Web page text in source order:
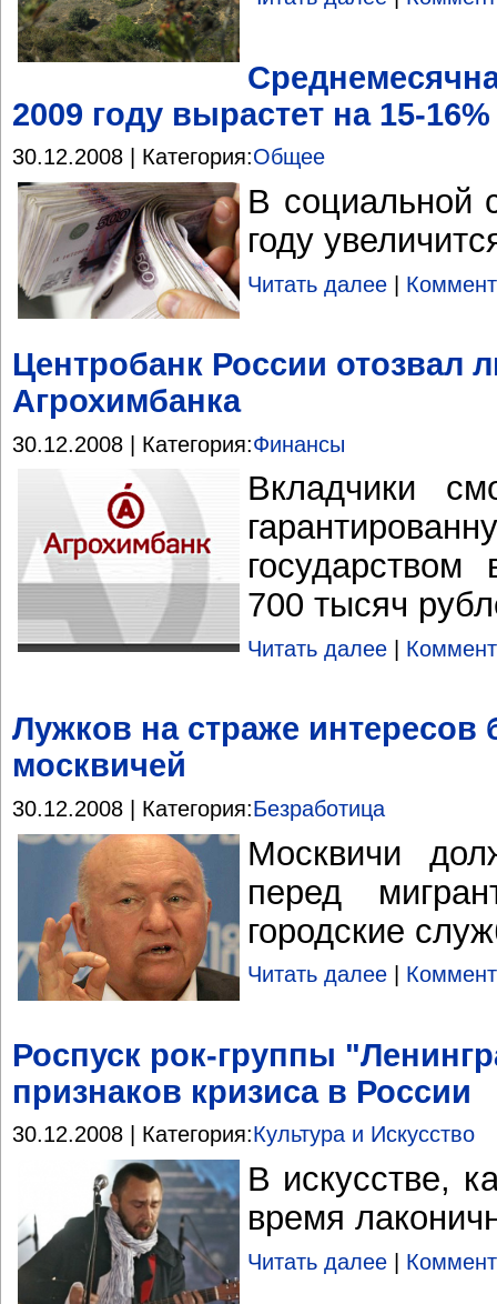
2009 году вырастет на 15-16%
30.12.2008 | Категория:Общее
В социальной
году
Читать далее
Центробанк России отозвал
Агрохимбанка
30.12.2008 | Категория:Финансы
Вкладчики
700 тысяч
Читать далее
Лужков на страже интересов
москвичей
30.12.2008 | Категория:Безработица
Москвичи
перед
городские
Читать далее
Роспуск рок-группы
признаков кризиса в России
30.12.2008 | Категория:Культура и Искусство
В искусстве,
время
Читать далее |